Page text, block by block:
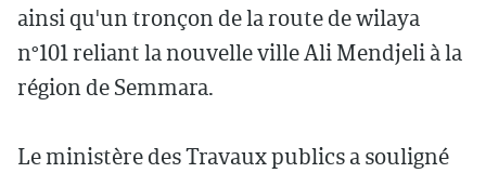
ainsi qu'un tronçon de la route de wilaya
n°101 reliant la nouvelle ville Ali Mendjeli à la
région de Semmara.
Le ministère des Travaux publics a souligné